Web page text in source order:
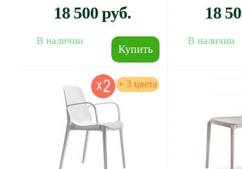
18 500 руб.
В наличии
18
В наличии
+ 3 цвета